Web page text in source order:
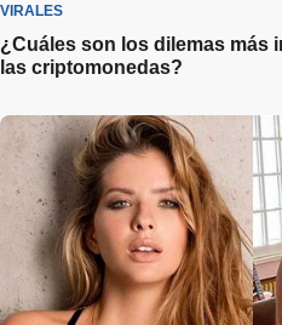
VIRALES
¿Cuáles son los dilemas más
las criptomonedas?